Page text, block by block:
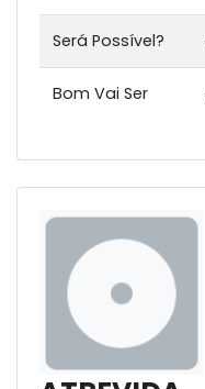
Será Possível?
Bom Vai Ser